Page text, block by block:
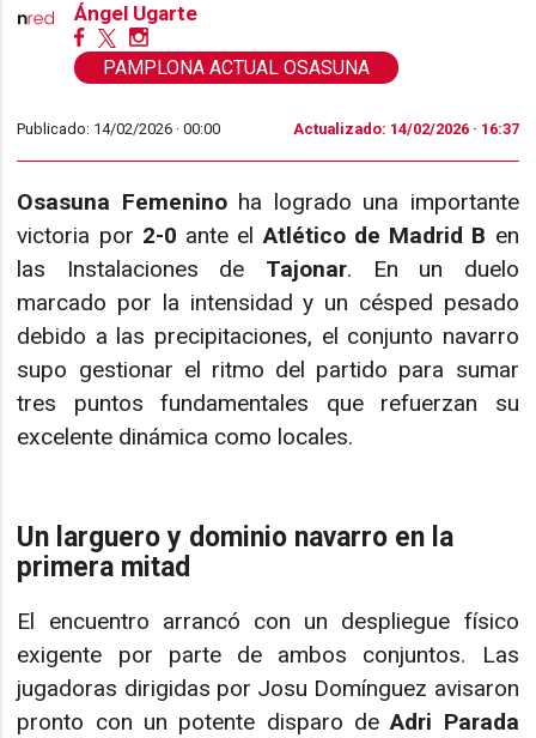
Ángel Ugarte
PAMPLONA ACTUAL OSASUNA
Publicado: 14/02/2026 ·00:00 Actualizado: 14/02/2026 · 16:37
Osasuna Femeninoha logrado una importante
victoria por 2-0 ante elAtlético de Madrid B en
las Instalaciones de Tajonar. En un duelo
marcado por la intensidad y un césped pesado
debido a las precipitaciones, el conjunto navarro
supo gestionar el ritmo del partido para sumar
tres puntos fundamentales que refuerzan su
excelente dinámica como locales.
Un larguero y dominio navarro en la
primera mitad
El encuentro arrancó con un despliegue físico
exigente por parte de ambos conjuntos. Las
jugadoras dirigidas por Josu Domínguez avisaron
pronto con un potente disparo deAdri Parada